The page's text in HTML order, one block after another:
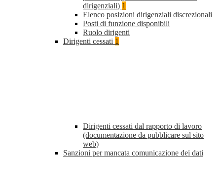
dirigenziali) 1
Elenco posizioni dirigenziali discrezionali
Posti di funzione disponibili
Ruolo dirigenti
Dirigenti cessati 1
Dirigenti cessati dal rapporto di lavoro
(documentazione da pubblicare sul sito
web)
Sanzioni per mancata comunicazione dei dati